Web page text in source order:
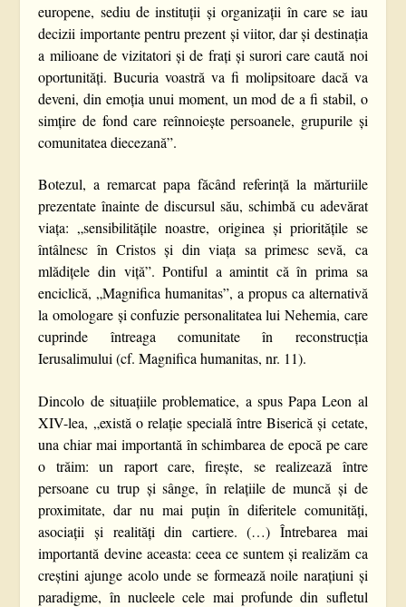
europene, sediu de instituții și organizații în care se iau
decizii importante pentru prezent și viitor, dar și destinația
a milioane de vizitatori și de frați și surori care caută noi
oportunități. Bucuria voastră va fi molipsitoare dacă va
deveni, din emoția unui moment, un mod de a fi stabil, o
simțire de fond care reînnoiește persoanele, grupurile și
comunitatea diecezană”.
Botezul, a remarcat papa făcând referință la mărturiile
prezentate înainte de discursul său, schimbă cu adevărat
viața: „sensibilitățile noastre, originea și prioritățile se
întâlnesc în Cristos și din viața sa primesc sevă, ca
mlădițele din viță”. Pontiful a amintit că în prima sa
enciclică, „Magnifica humanitas”, a propus ca alternativă
la omologare și confuzie personalitatea lui Nehemia, care
cuprinde întreaga comunitate în reconstrucția
Ierusalimului (cf.Magnifica humanitas, nr. 11).
Dincolo de situațiile problematice, a spus Papa Leon al
XIV-lea, „există o relație specială între Biserică și cetate,
una chiar mai importantă în schimbarea de epocă pe care
o trăim: un raport care, firește, se realizează între
persoane cu trup și sânge, în relațiile de muncă și de
proximitate, dar nu mai puțin în diferitele comunități,
asociații și realități din cartiere. (…) Întrebarea mai
importantă devine aceasta: ceea ce suntem și realizăm ca
creștini ajunge acolo unde se formează noile narațiuni și
paradigme, în nucleele cele mai profunde din sufletul